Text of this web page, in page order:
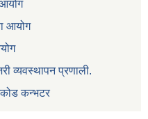
आयोग
व्यवस्थापन प्रणाली.
कन्भटर